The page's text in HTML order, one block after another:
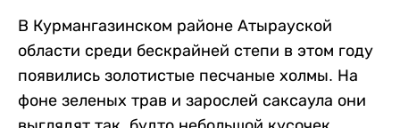
В Курмангазинском районе Атырауской
области среди бескрайней степи в этом году
появились золотистые песчаные холмы. На
фоне зеленых трав и зарослей саксаула они